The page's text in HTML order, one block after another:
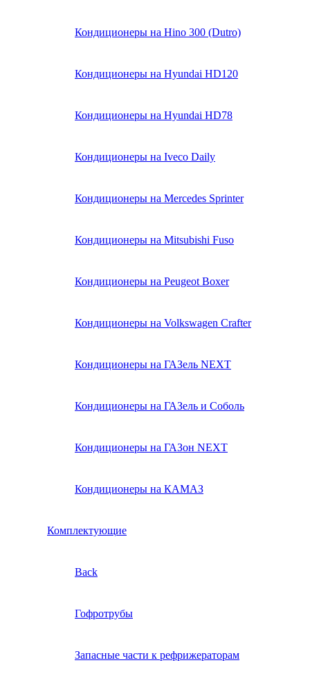
Кондиционеры на Hino 300 (Dutro)
Кондиционеры на Hyundai HD120
Кондиционеры на Hyundai HD78
Кондиционеры на Iveco Daily
Кондиционеры на Mercedes Sprinter
Кондиционеры на Mitsubishi Fuso
Кондиционеры на Peugeot Boxer
Кондиционеры на Volkswagen Crafter
Кондиционеры на ГАЗель NEXT
Кондиционеры на ГАЗель и Соболь
Кондиционеры на ГАЗон NEXT
Кондиционеры на КАМАЗ
Комплектующие
Back
Гофротрубы
Запасные части к рефрижераторам